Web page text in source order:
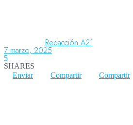
Redacción A21
7 marzo, 2025
5
SHARES
Enviar
Compartir Compartir